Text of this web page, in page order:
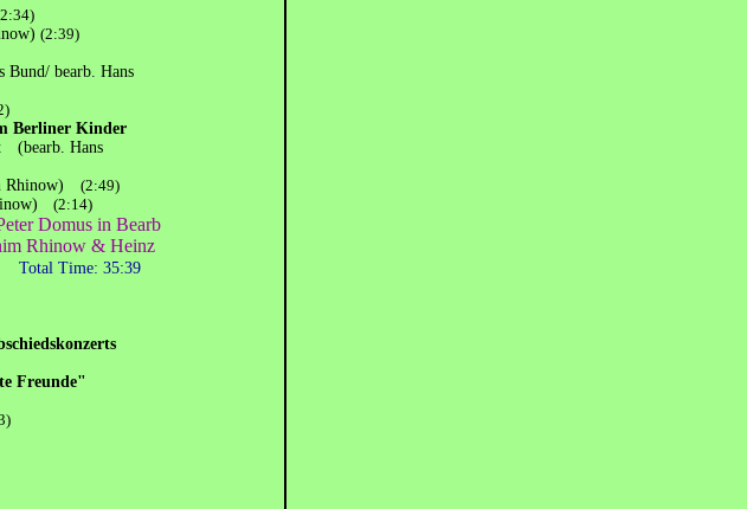
(2:39)
Bund/ bearb. Hans
Berliner Kinder
(bearb. Hans
Rhinow)(2:49)
(2:14)
Domus in Bearb
Rhinow & Heinz
Total Time: 35:39
Freunde"